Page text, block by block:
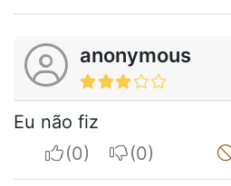
anonymous
Eu não fiz
I apreciateI do not